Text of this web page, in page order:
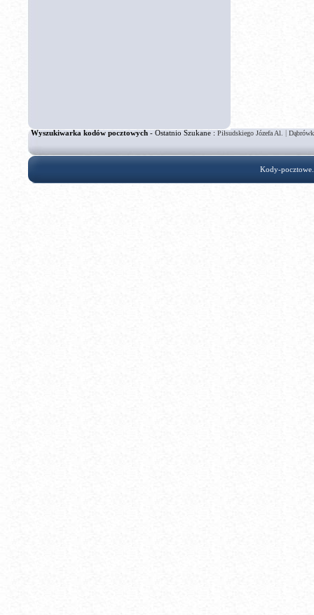
Wyszukiwarka kodów pocztowych- Ostatnio Szukane :Piłsudskiego Józefa Al. |
Kody-